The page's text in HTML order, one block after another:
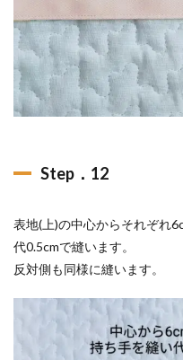
Step．12
表地(上)の中心からそれぞれ
代0.5cmで縫います。
反対側も同様に縫います。